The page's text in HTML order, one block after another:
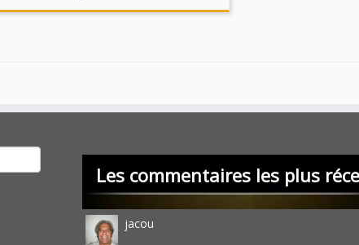
Les commentaires les plus
jacou